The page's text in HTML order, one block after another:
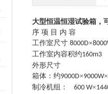
大型恒温恒湿试验箱，
序 项 目 内 容
工作室尺寸 8000D×
工作室内容积约160m3
外形尺寸
箱体：约9000D×9000W×
制冷机组：
600 W×